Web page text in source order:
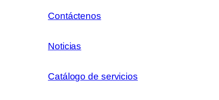
Contáctenos
Noticias
Catálogo de servicios